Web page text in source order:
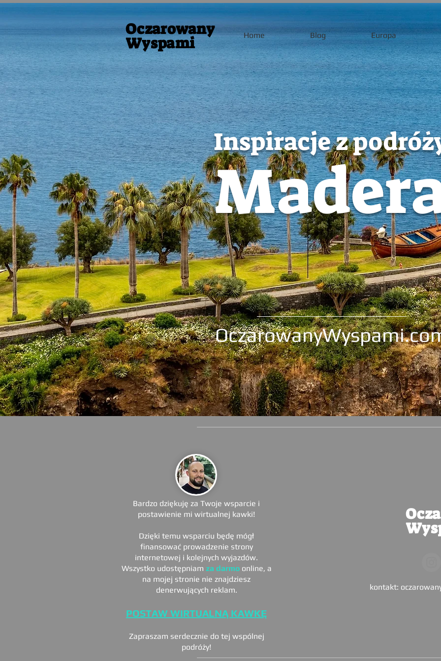
Oczarowany
Wyspami Home Blog Europa
Inspiracje z
Bardzo dziękuję za Twoje wsparcie i
postawienie mi wirtualnej kawki!
Dzięki temu wsparciu będę mógł
finansować prowadzenie strony
internetowej i kolejnych wyjazdów.
Wszystko udostępniam za darmoonline, a
na mojej stronie nie znajdziesz
denerwujących reklam.
POSTAW WIRTUALNĄ KAWKĘ
Zapraszam serdecznie do tej wspólnej
podróży!
kontakt: